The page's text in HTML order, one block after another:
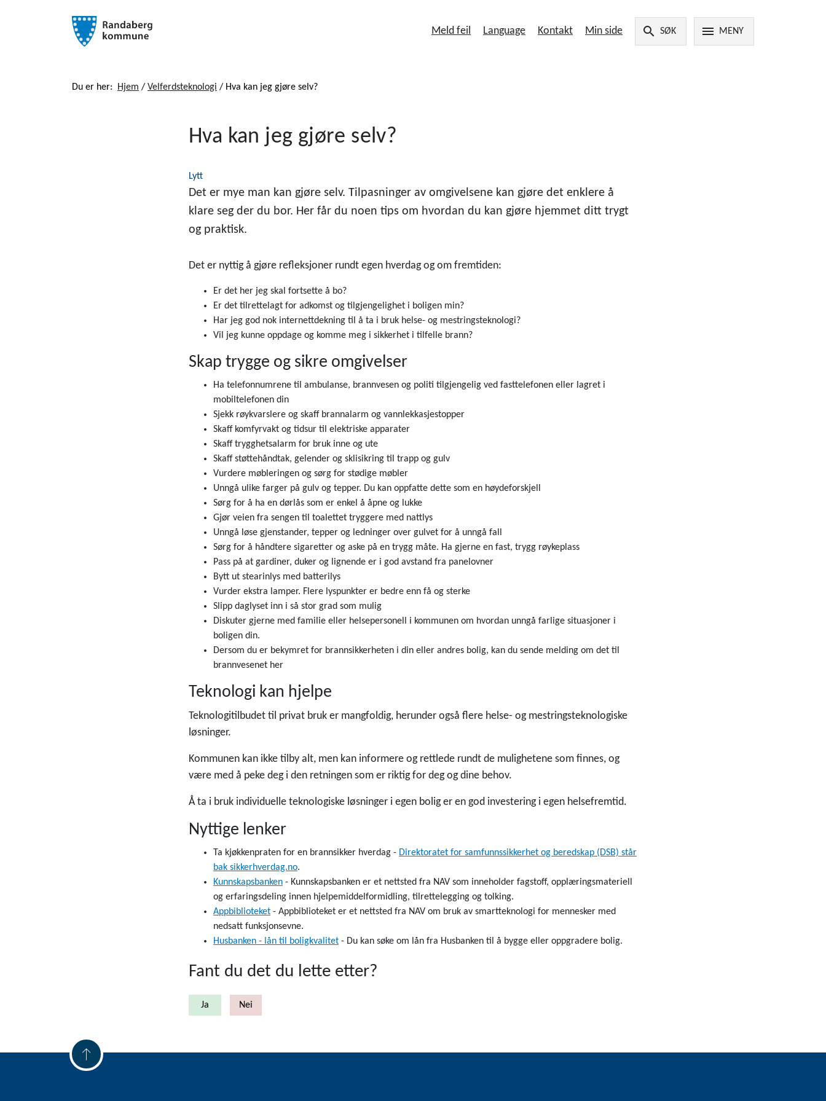
Meld feil Language Kontakt Min side search SØK menu MENY
Du er her: Hjem / Velferdsteknologi / Hva kan jeg gjøre selv?
Hva kan jeg gjøre selv?
Lytt
Det er mye man kan gjøre selv. Tilpasninger av omgivelsene kan gjøre det enklere å
klare seg der du bor. Her får du noen tips om hvordan du kan gjøre hjemmet ditt trygt
og praktisk.
Det er nyttig å gjøre refleksjoner rundt egen hverdag og om fremtiden:
Er det her jeg skal fortsette å bo?
Er det tilrettelagt for adkomst og tilgjengelighet i boligen min?
Har jeg god nok internettdekning til å ta i bruk helse- og mestringsteknologi?
Vil jeg kunne oppdage og komme meg i sikkerhet i tilfelle brann?
Skap trygge og sikre omgivelser
Ha telefonnumrene til ambulanse, brannvesen og politi tilgjengelig ved fasttelefonen eller lagret i
mobiltelefonen din
Sjekk røykvarslere og skaff brannalarm og vannlekkasjestopper
Skaff komfyrvakt og tidsur til elektriske apparater
Skaff trygghetsalarm for bruk inne og ute
Skaff støttehåndtak, gelender og sklisikring til trapp og gulv
Vurdere møbleringen og sørg for stødige møbler
Unngå ulike farger på gulv og tepper. Du kan oppfatte dette som en høydeforskjell
Sørg for å ha en dørlås som er enkel å åpne og lukke
Gjør veien fra sengen til toalettet tryggere med nattlys
Unngå løse gjenstander, tepper og ledninger over gulvet for å unngå fall
Sørg for å håndtere sigaretter og aske på en trygg måte. Ha gjerne en fast, trygg røykeplass
Pass på at gardiner, duker og lignende er i god avstand fra panelovner
Bytt ut stearinlys med batterilys
Vurder ekstra lamper. Flere lyspunkter er bedre enn få og sterke
Slipp daglyset inn i så stor grad som mulig
Diskuter gjerne med familie eller helsepersonell i kommunen om hvordan unngå farlige situasjoner i
boligen din.
Dersom du er bekymret for brannsikkerheten i din eller andres bolig, kan du sende melding om det til
brannvesenet her
Teknologi kan hjelpe
Teknologitilbudet til privat bruk er mangfoldig, herunder også flere helse- og mestringsteknologiske
løsninger.
Kommunen kan ikke tilby alt, men kan informere og rettlede rundt de mulighetene som finnes, og
være med å peke deg i den retningen som er riktig for deg og dine behov.
Å ta i bruk individuelle teknologiske løsninger i egen bolig er en god investering i egen helsefremtid.
Nyttige lenker
Ta kjøkkenpraten for en brannsikker hverdag - Direktoratet for samfunnssikkerhet og beredskap (DSB) står
bak sikkerhverdag.no.
Kunnskapsbanken - Kunnskapsbanken er et nettsted fra NAV som inneholder fagstoff, opplæringsmateriell
og erfaringsdeling innen hjelpemiddelformidling, tilrettelegging og tolking.
Appbiblioteket - Appbiblioteket er et nettsted fra NAV om bruk av smartteknologi for mennesker med
nedsatt funksjonsevne.
Husbanken - lån til boligkvalitet - Du kan søke om lån fra Husbanken til å bygge eller oppgradere bolig.
Fant du det du lette etter?